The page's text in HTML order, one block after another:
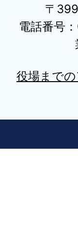
〒
電話番号
役場まで